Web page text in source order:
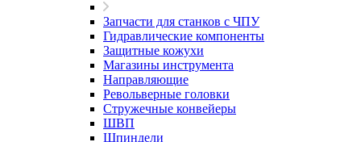
Запчасти для станков с ЧПУ
Гидравлические компоненты
Защитные кожухи
Магазины инструмента
Направляющие
Револьверные головки
Стружечные конвейеры
ШВП
Шпиндели